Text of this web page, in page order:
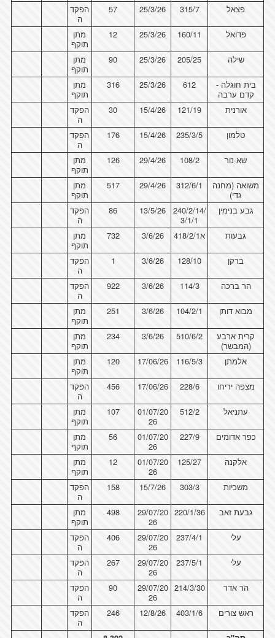
פצאל
315/7
25/3/26
57
הפקד
ה
פדואל
160/11
25/3/26
12
מתן
תוקף
שילה
205/25
25/3/26
90
מתן
תוקף
בית חוגלה -
קדם ערבה
612
25/3/26
316
מתן
תוקף
אורנית
121/19
15/4/26
30
הפקד
ה
טלמון
235/3/5
15/4/26
176
הפקד
ה
שא-נור
108/2
29/4/26
126
מתן
תוקף
משואה (מחנה
גדי)
312/6/1
29/4/26
517
מתן
תוקף
גבע בנימין
240/2/14/
3/1/1
13/5/26
86
הפקד
ה
גבעות
א418/2/1 3/6/26
732
מתן
תוקף
ברקן
128/10
3/6/26
1
הפקד
ה
הר ברכה
114/3
3/6/26
922
הפקד
ה
מבוא דותן
104/2/1
3/6/26
251
מתן
תוקף
קרית ארבע
(המבשר)
510/6/2
3/6/26
234
מתן
תוקף
אלמתן
116/5/3
17/06/26
120
מתן
תוקף
מצפה יריחו
228/6
17/06/26
456
הפקד
ה
עתניאל
512/2
01/07/20
26
107
מתן
תוקף
כפר אדומים
227/9
01/07/20
26
56
מתן
תוקף
אלקנה
125/27
01/07/20
26
12
מתן
תוקף
משכיות
303/3
15/7/26
158
הפקד
ה
גבעת זאב
220/1/36
29/07/20
26
498
מתן
תוקף
עלי
237/4/1
29/07/20
26
406
הפקד
ה
עלי
237/5/1
29/07/20
26
267
הפקד
ה
הר אדר
214/3/30
29/07/20
26
90
הפקד
ה
ראש צורים
403/1/6
12/8/26
246
הפקד
ה